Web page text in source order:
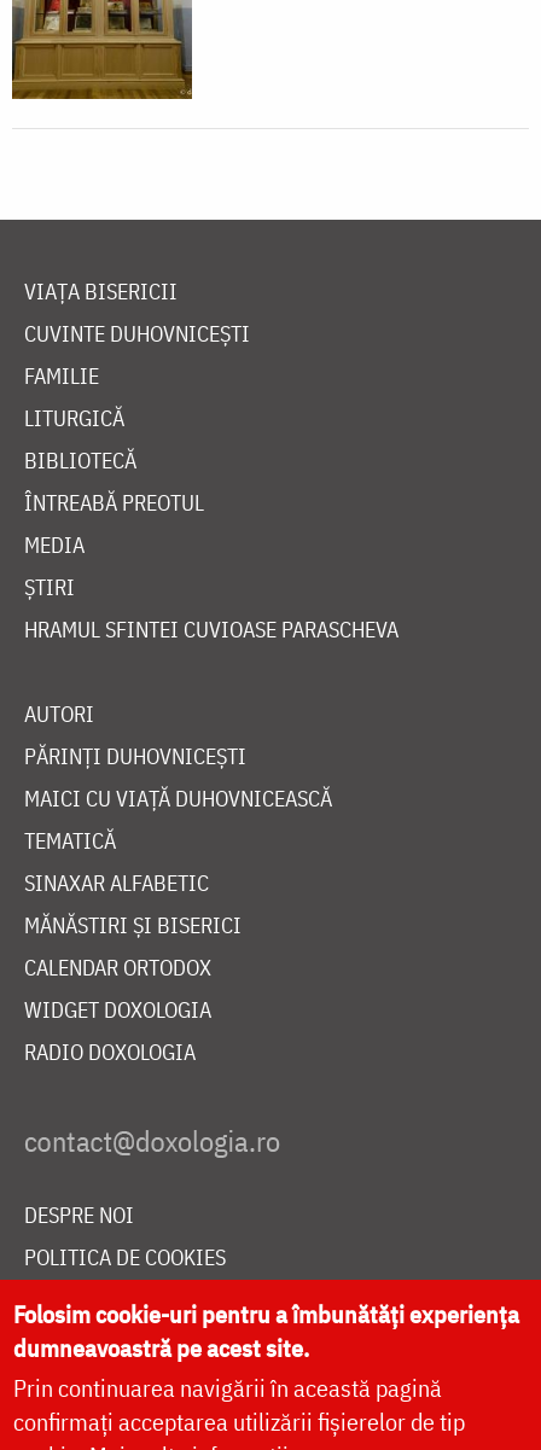
VIAȚA BISERICII
CUVINTE DUHOVNICEȘTI
FAMILIE
LITURGICĂ
BIBLIOTECĂ
ÎNTREABĂ PREOTUL
MEDIA
ȘTIRI
HRAMUL SFINTEI CUVIOASE PARASCHEVA
AUTORI
PĂRINȚI DUHOVNICEȘTI
MAICI CU VIAȚĂ DUHOVNICEASCĂ
TEMATICĂ
SINAXAR ALFABETIC
MĂNĂSTIRI ȘI BISERICI
CALENDAR ORTODOX
WIDGET DOXOLOGIA
RADIO DOXOLOGIA
DESPRE NOI
POLITICA DE COOKIES
DONEAZĂ ONLINE PENTRU CATEDRALA NAȚIONALĂ
LIVE
Folosim cookie-uri pentru a îmbunătăți experiența
dumneavoastră pe acest site.
Prin continuarea navigării în această pagină
confirmați acceptarea utilizării fișierelor de tip